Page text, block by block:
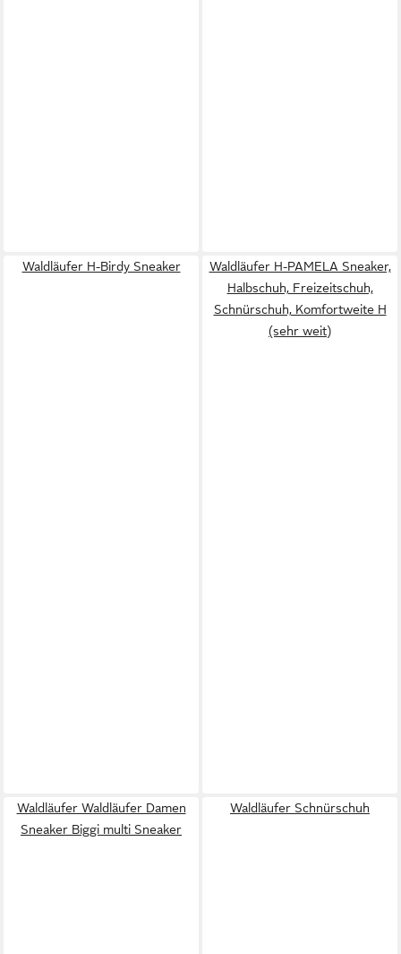
Waldläufer H-Birdy Sneaker
Waldläufer H-PAMELA Sneaker,
Halbschuh, Freizeitschuh,
Schnürschuh, Komfortweite H
(sehr weit)
Waldläufer Waldläufer Damen
Sneaker Biggi multi Sneaker
Waldläufer Schnürschuh